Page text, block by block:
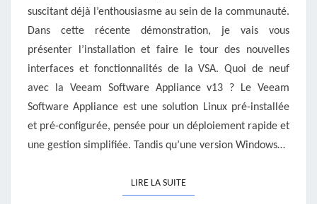
suscitant déjà l’enthousiasme au sein de la communauté.
Dans cette récente démonstration, je vais vous
présenter l’installation et faire le tour des nouvelles
interfaces et fonctionnalités de la VSA. Quoi de neuf
avec la Veeam Software Appliance v13 ? Le Veeam
Software Appliance est une solution Linux pré-installée
et pré-configurée, pensée pour un déploiement rapide et
une gestion simplifiée. Tandis qu’une version Windows…
LIRE LA SUITELIRE LA SUITE